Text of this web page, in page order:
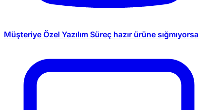
Müşteriye Özel Yazılım Süreç hazır ürüne sığmıyorsa